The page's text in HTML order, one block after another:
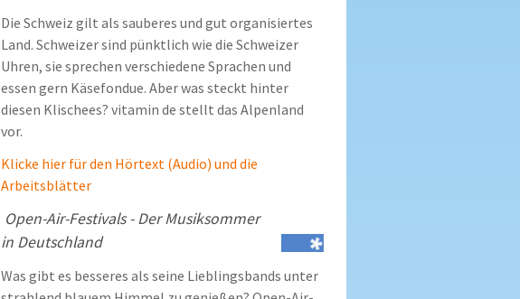
Die Schweiz gilt als sauberes und gut organisiertes
Land. Schweizer sind pünktlich wie die Schweizer
Uhren, sie sprechen verschiedene Sprachen und
essen gern Käsefondue. Aber was steckt hinter
diesen Klischees? vitamin de stellt das Alpenland
vor.
Klicke hier für den Hörtext (Audio) und die
Arbeitsblätter
Open-Air-Festivals - Der Musiksommer
in Deutschland
Was gibt es besseres als seine Lieblingsbands unter